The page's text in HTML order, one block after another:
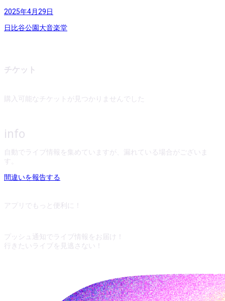
2025年4月29日
日比谷公園大音楽堂
チケット
購入可能なチケットが見つかりませんでした
info
自動でライブ情報を集めていますが、漏れている場合がございま
す。
間違いを報告する
アプリでもっと便利に！
プッシュ通知でライブ情報をお届け！
行きたいライブを見逃さない！